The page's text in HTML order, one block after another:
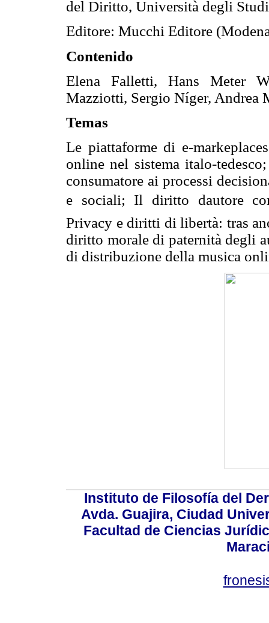
del Diritto, Università degli
Editore: Mucchi Editore
Contenido
Elena Falletti, Hans Meter
Mazziotti, Sergio Níger, Andrea
Temas
Le piattaforme di e-
online nel sistema italo-
consumatore ai processi
e sociali; Il diritto dautore
Privacy e diritti di libertà: tras
diritto morale di paternità degli
di distribuzione della musica
Instituto de Filosofía del
Avda. Guajira, Ciudad
Facultad de Ciencias